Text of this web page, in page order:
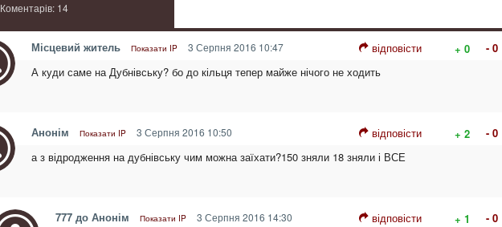
Коментарів: 14
Місцевий житель Показати IP 3 Серпня 2016 10:47 відповісти + 0
- 0
А куди саме на Дубнівську? бо до кільця тепер майже нічого не ходить
Анонім Показати IP 3 Серпня 2016 10:50 відповісти + 2
- 0
а з відродження на дубнівську чим можна заїхати?150 зняли 18 зняли і ВСЕ
777 до Анонім Показати IP 3 Серпня 2016 14:30 відповісти + 1
- 0